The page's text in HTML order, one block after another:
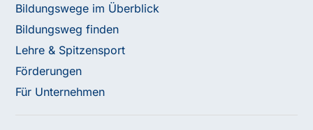
Bildungswege im Überblick
Bildungsweg finden
Lehre & Spitzensport
Förderungen
Für Unternehmen